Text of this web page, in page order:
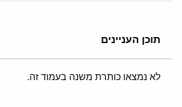
תוכן העניינים
לא נמצאו כותרת משנה בעמוד זה.